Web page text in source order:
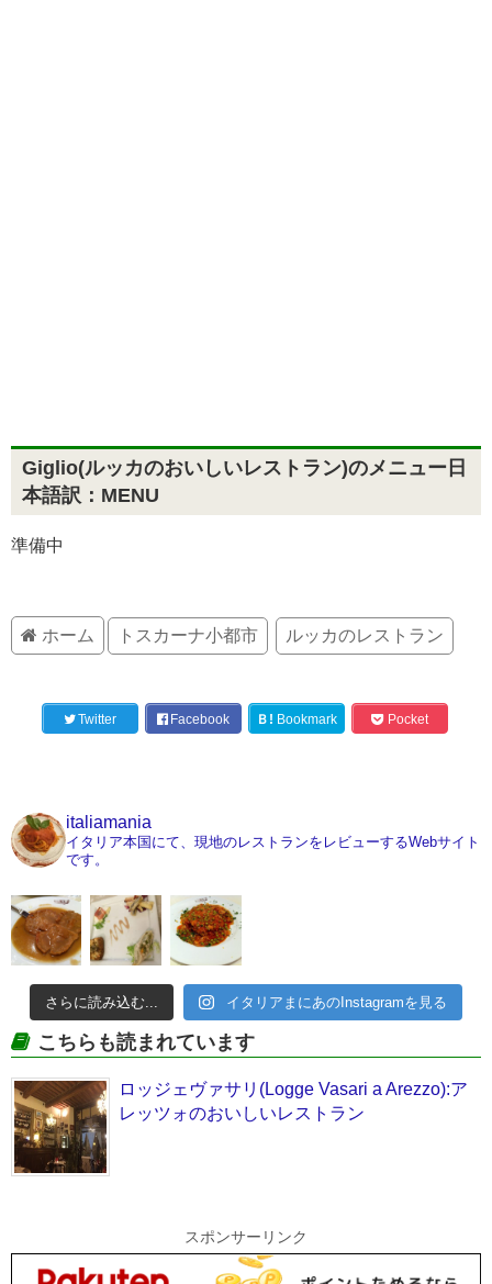
Giglio(ルッカのおいしいレストラン)のメニュー日
本語訳：MENU
準備中
ホーム トスカーナ小都市 ルッカのレストラン
Twitter Facebook Ｂ! Bookmark Pocket
italiamania
イタリア本国にて、現地のレストランをレビューするWebサイト
です。
さらに読み込む... イタリアまにあのInstagramを見る
こちらも読まれています
ロッジェヴァサリ(Logge Vasari a Arezzo):ア
レッツォのおいしいレストラン
スポンサーリンク